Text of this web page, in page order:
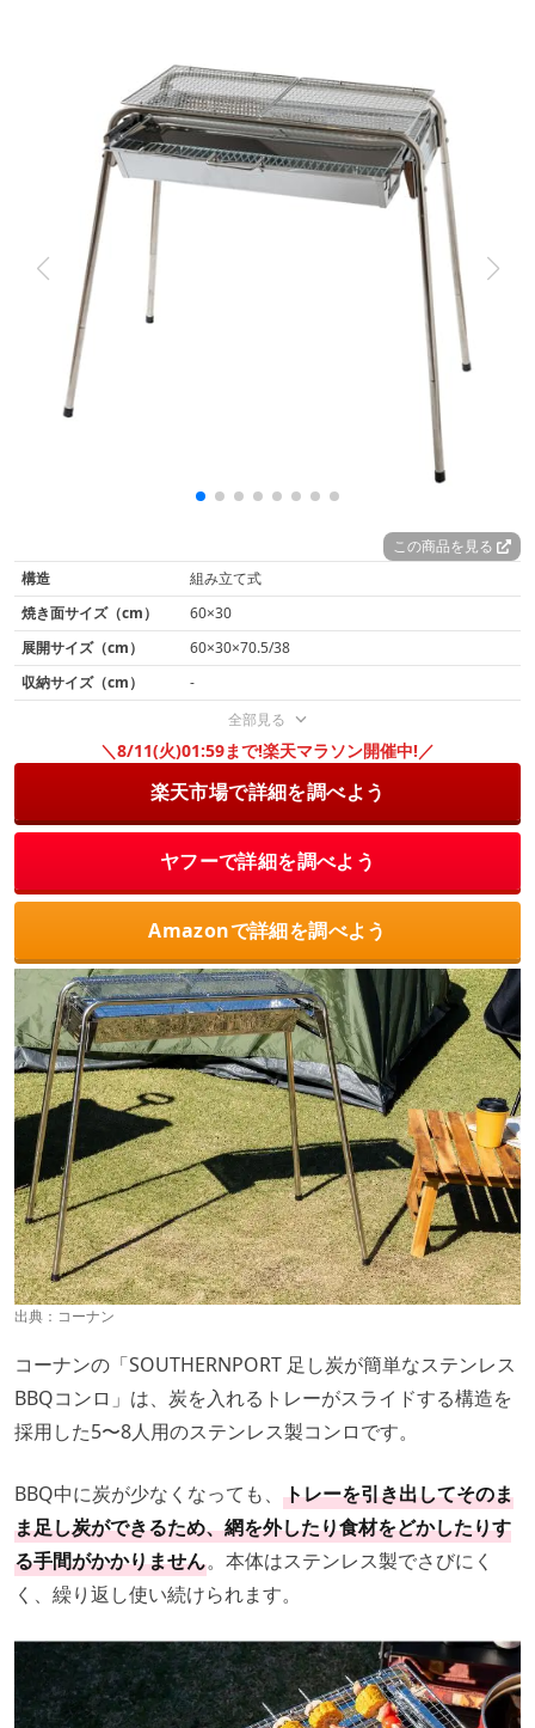
そのため、人数が多い場合はほどよくコンパクトなものを
人数に合わせて複数台使うのがおすすめです。
また、ブロック肉やダッチオーブンなど大きな食材や調理
器具を扱うときは、使用するコンロの焼き面サイズに収ま
るかもチェックしておきましょう。
焼き網の高さを調整しているところ
焼き網の高さを調節できる機能を搭載した製品もお
すすめで、炭の火力に合わせて好みの高さに切り替えられ
格段に焼き加減の調整がしやすくなります 。
焼き網の高さを上げたときに生まれる本体との隙間を利用
すれば、炭火の調整や補給もできて非常に便利。バーベキ
ューコンロの快適性を求める方は、ぜひこちらの機能も確
認しておきましょう。
この商品を見る
構造
組み立て式
焼き面サイズ（cm）
60×30
展開サイズ（cm）
60×30×70.5/38
収納サイズ（cm）
-
全部見る
＼8/11(火)01:59まで!楽天マラソン開催中!／
楽天市場で詳細を調べよう
ヤフーで詳細を調べよう
Amazonで詳細を調べよう
出典： コーナン
コーナンの「SOUTHERNPORT 足し炭が簡単なステンレス
BBQコンロ」は、炭を入れるトレーがスライドする構造を
採用した5〜8人用のステンレス製コンロです。
BBQ中に炭が少なくなっても、 トレーを引き出してそのま
ま足し炭ができるため、網を外したり食材をどかしたりす
る手間がかかりません。本体はステンレス製でさびにく
く、繰り返し使い続けられます。